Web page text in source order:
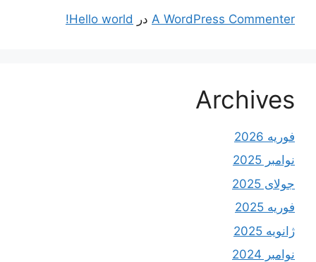
A WordPress Commenter در Hello world!
Archives
فوریه 2026
نوامبر 2025
جولای 2025
فوریه 2025
ژانویه 2025
نوامبر 2024